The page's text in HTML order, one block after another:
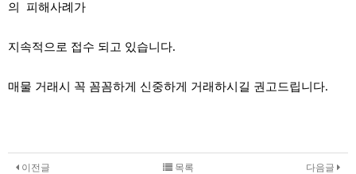
의 피해사례가
지속적으로 접수 되고 있습니다.
매물 거래시 꼭 꼼꼼하게 신중하게 거래하시길 권고드립니다.
이전글 다음글
목록